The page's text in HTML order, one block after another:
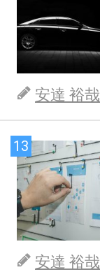
安達 裕哉
13
安達 裕哉